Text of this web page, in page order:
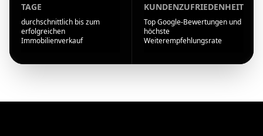
TAGE
durchschnittlich bis zum
erfolgreichen
Immobilienverkauf
KUNDENZUFRIEDENHEIT
Top Google-Bewertungen und
höchste
Weiterempfehlungsrate